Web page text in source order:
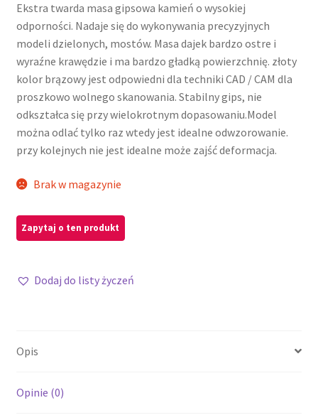
Ekstra twarda masa gipsowa kamień o wysokiej
odporności. Nadaje się do wykonywania precyzyjnych
modeli dzielonych, mostów. Masa dajek bardzo ostre i
wyraźne krawędzie i ma bardzo gładką powierzchnię. złoty
kolor brązowy jest odpowiedni dla techniki CAD / CAM dla
proszkowo wolnego skanowania. Stabilny gips, nie
odkształca się przy wielokrotnym dopasowaniu.Model
można odlać tylko raz wtedy jest idealne odwzorowanie.
przy kolejnych nie jest idealne może zajść deformacja.
Brak w magazynie
Dodaj do listy życzeń
Opis
Opinie (0)